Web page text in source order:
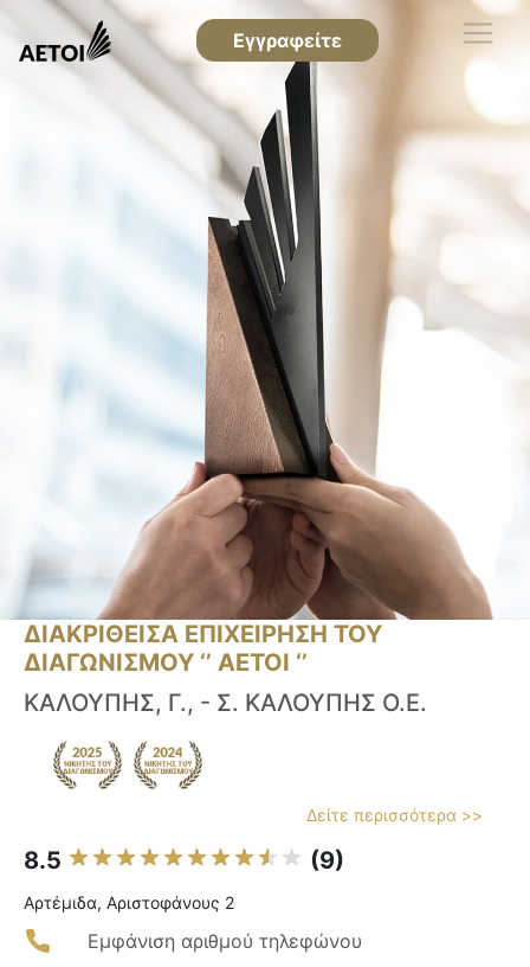
Εγγραφείτε
ΔΙΑΚΡΙΘΕΙΣΑ ΕΠΙΧΕΙΡΗΣΗ ΤΟΥ
ΔΙΑΓΩΝΙΣΜΟΥ ‘’ ΑΕΤΟΙ ‘’
ΚΑΛΟΥΠΗΣ, Γ., - Σ. ΚΑΛΟΥΠΗΣ Ο.Ε.
Δείτε περισσότερα >>
8.5 (9)
Αρτέμιδα, Αριστοφάνους 2
Εμφάνιση αριθμού τηλεφώνου